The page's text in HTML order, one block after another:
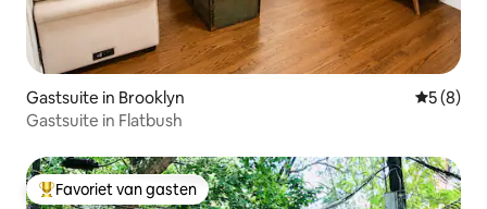
Gastsuite in Brooklyn
5 (8)
Gastsuite in Flatbush
Topfavoriet van gasten
Favoriet van gasten